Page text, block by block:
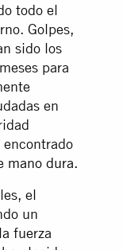
todo el
Golpes,
sido los
para
en
mano dura.
el
un
fuerza